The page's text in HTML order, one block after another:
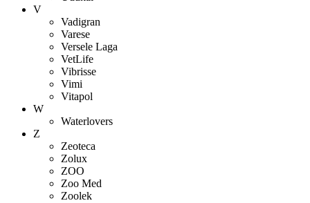
V
Vadigran
Varese
Versele Laga
VetLife
Vibrisse
Vimi
Vitapol
W
Waterlovers
Z
Zeoteca
Zolux
ZOO
Zoo Med
Zoolek